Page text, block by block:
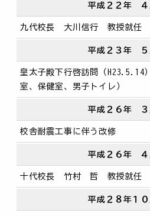
平成２２年
九代校長 大川信行 教授就任
平成２３年
皇太子殿下行啓訪問（H23.5.14
室、保健室、男子トイレ）
平成２６年
校舎耐震工事に伴う改修
平成２６年
十代校長 竹村 哲 教授就任
平成２８年